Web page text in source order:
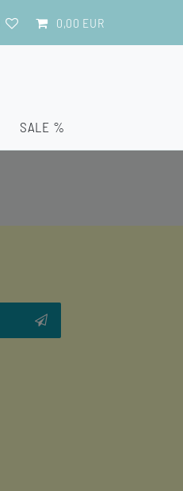
0,00 EUR
SALE %